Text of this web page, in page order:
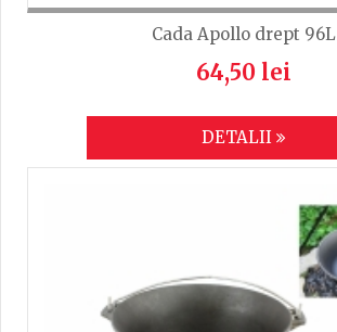
Cada Apollo drept 96L
64,50 lei
DETALII